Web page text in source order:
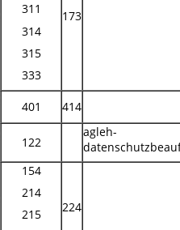
311
314
315
333
173
401 414
122
agleh-
154
214
215
224